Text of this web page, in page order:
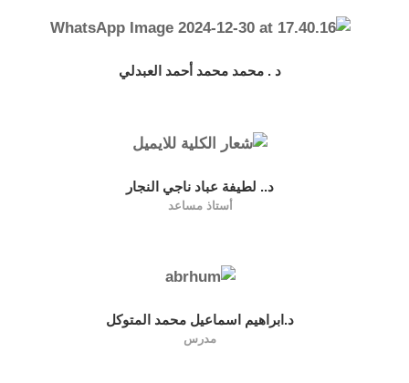
د . محمد محمد أحمد العبدلي
د.. لطيفة عباد ناجي النجار
أستاذ مساعد
د.ابراهيم اسماعيل محمد المتوكل
مدرس